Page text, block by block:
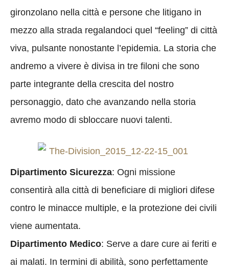
gironzolano nella città e persone che litigano in
mezzo alla strada regalandoci quel “feeling” di città
viva, pulsante nonostante l’epidemia. La storia che
andremo a vivere è divisa in tre filoni che sono
parte integrante della crescita del nostro
personaggio, dato che avanzando nella storia
avremo modo di sbloccare nuovi talenti.
Dipartimento Sicurezza: Ogni missione
consentirà alla città di beneficiare di migliori difese
contro le minacce multiple, e la protezione dei civili
viene aumentata.
Dipartimento Medico: Serve a dare cure ai feriti e
ai malati. In termini di abilità, sono perfettamente